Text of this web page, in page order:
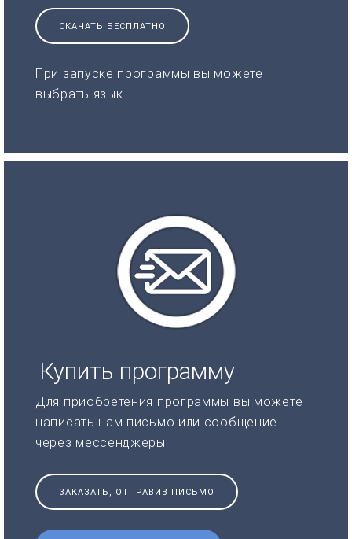
СКАЧАТЬ БЕСПЛАТНО
При запуске программы вы можете
выбрать язык.
Купить программу
Для приобретения программы вы можете
написать нам письмо или сообщение
через мессенджеры
ЗАКАЗАТЬ, ОТПРАВИВ ПИСЬМО